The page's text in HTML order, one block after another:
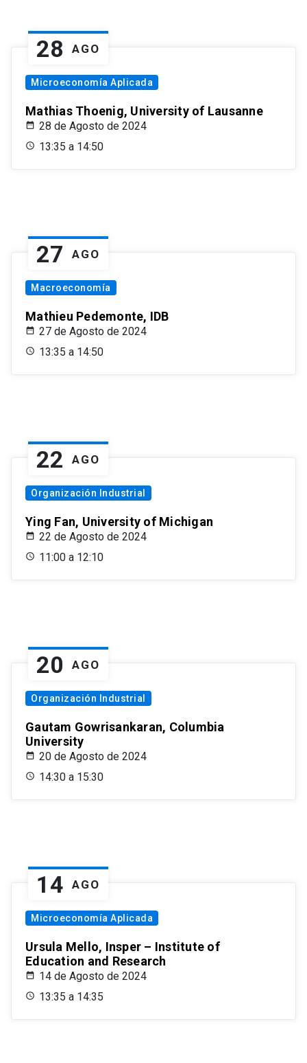
28 AGO
Microeconomía Aplicada
Mathias Thoenig, University of Lausanne
28 de Agosto de 2024
13:35 a 14:50
27 AGO
Macroeconomía
Mathieu Pedemonte, IDB
27 de Agosto de 2024
13:35 a 14:50
22 AGO
Organización Industrial
Ying Fan, University of Michigan
22 de Agosto de 2024
11:00 a 12:10
20 AGO
Organización Industrial
Gautam Gowrisankaran, Columbia
University
20 de Agosto de 2024
14:30 a 15:30
14 AGO
Microeconomía Aplicada
Ursula Mello, Insper – Institute of
Education and Research
14 de Agosto de 2024
13:35 a 14:35